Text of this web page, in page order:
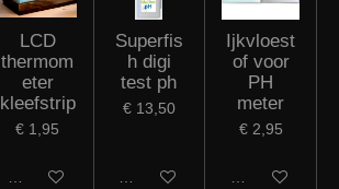
LCD
thermom
eter
kleefstrip
€ 1,95
In winkelwagen
Superfis
h digi
test ph
€ 13,50
In winkelwagen
Ijkvloest
of voor
PH
meter
€ 2,95
In winkelwagen